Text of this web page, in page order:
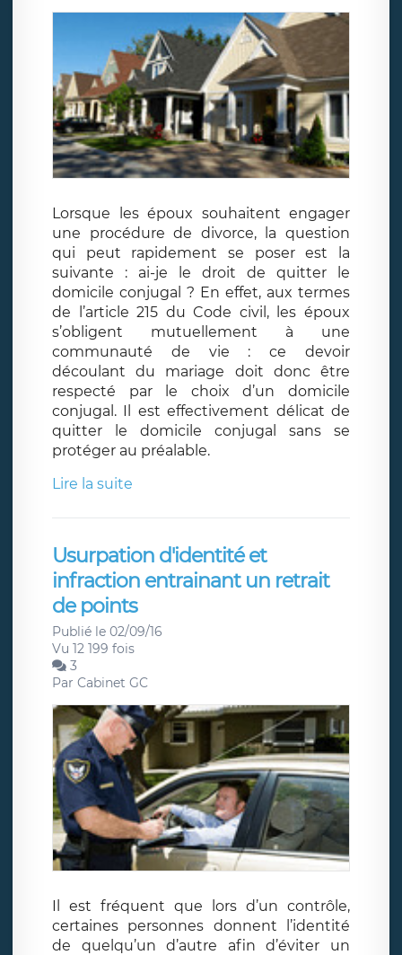
Lorsque les époux souhaitent engager
une procédure de divorce, la question
qui peut rapidement se poser est la
suivante : ai-je le droit de quitter le
domicile conjugal ? En effet, aux termes
de l’article 215 du Code civil, les époux
s’obligent mutuellement à une
communauté de vie : ce devoir
découlant du mariage doit donc être
respecté par le choix d’un domicile
conjugal. Il est effectivement délicat de
quitter le domicile conjugal sans se
protéger au préalable.
Lire la suite
Usurpation d'identité et
infraction entrainant un retrait
de points
Publié le 02/09/16
Vu 12 199 fois
3
Par Cabinet GC
Il est fréquent que lors d’un contrôle,
certaines personnes donnent l’identité
de quelqu’un d’autre afin d’éviter un